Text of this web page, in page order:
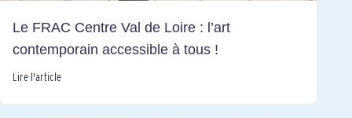
Le FRAC Centre Val de Loire : l’art
contemporain accessible à tous !
Lire l'article